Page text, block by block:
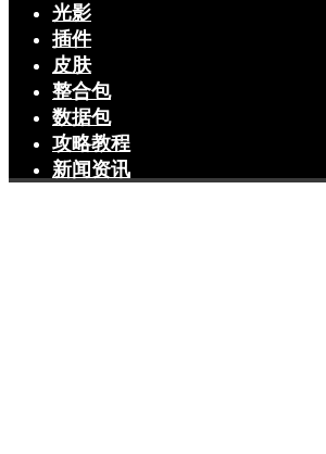
光影
插件
皮肤
整合包
数据包
攻略教程
新闻资讯